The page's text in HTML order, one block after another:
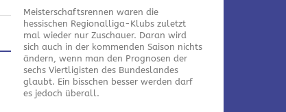
Meisterschaftsrennen waren die
hessischen Regionalliga-Klubs zuletzt
mal wieder nur Zuschauer. Daran wird
sich auch in der kommenden Saison nichts
ändern, wenn man den Prognosen der
sechs Viertligisten des Bundeslandes
glaubt. Ein bisschen besser werden darf
es jedoch überall.